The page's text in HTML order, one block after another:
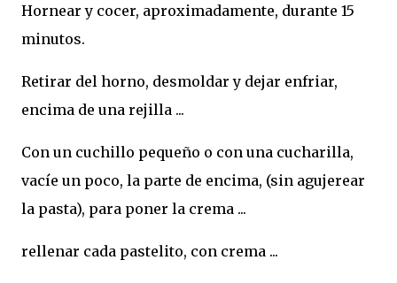
Hornear y cocer, aproximadamente, durante 15
minutos.
Retirar del horno, desmoldar y dejar enfriar,
encima de una rejilla ...
Con un cuchillo pequeño o con una cucharilla,
vacíe un poco, la parte de encima, (sin agujerear
la pasta), para poner la crema ...
rellenar cada pastelito, con crema ...